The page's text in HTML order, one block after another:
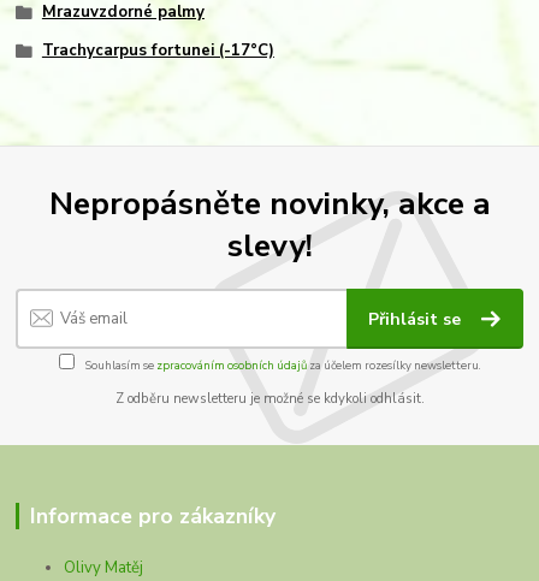
Mrazuvzdorné palmy
Trachycarpus fortunei (-17°C)
Nepropásněte novinky, akce a
slevy!
Přihlásit se
Souhlasím se zpracováním osobních údajůza účelem rozesílky newsletteru.
Z odběru newsletteru je možné se kdykoli odhlásit.
Informace pro zákazníky
Olivy Matěj